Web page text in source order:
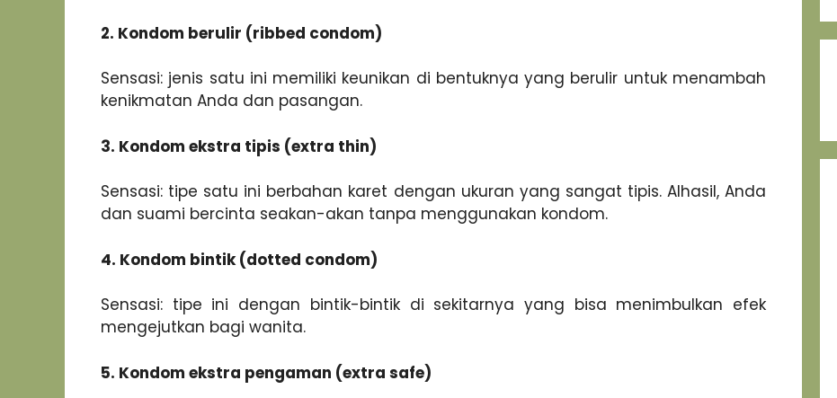
2. Kondom berulir (ribbed condom)
Sensasi: jenis satu ini memiliki keunikan di bentuknya yang berulir untuk menambah
kenikmatan Anda dan pasangan.
3. Kondom ekstra tipis (extra thin)
Sensasi: tipe satu ini berbahan karet dengan ukuran yang sangat tipis. Alhasil, Anda
dan suami bercinta seakan-akan tanpa menggunakan kondom.
4. Kondom bintik (dotted condom)
Sensasi: tipe ini dengan bintik-bintik di sekitarnya yang bisa menimbulkan efek
mengejutkan bagi wanita.
5. Kondom ekstra pengaman (extra safe)